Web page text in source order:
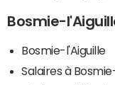
Bosmie-
Bosmie-l'Aiguille
Salaires à